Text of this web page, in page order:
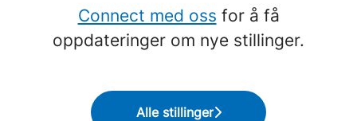
Connect med oss for å få
oppdateringer om nye stillinger.
Alle stillinger